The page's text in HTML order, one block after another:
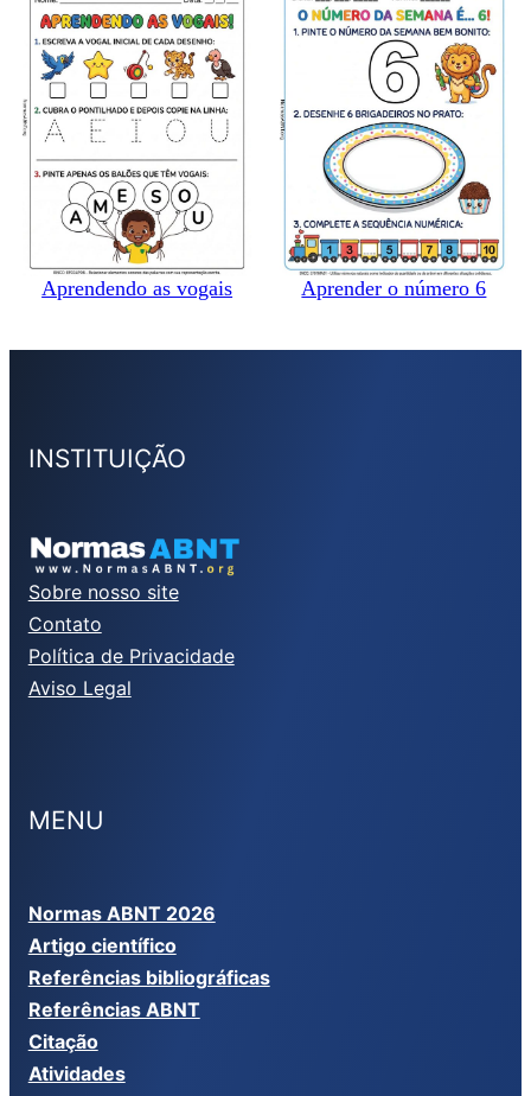
Aprendendo as vogais Aprender o número 6
INSTITUIÇÃO
Sobre nosso site
Contato
Política de Privacidade
Aviso Legal
MENU
Normas ABNT 2026
Artigo científico
Referências bibliográficas
Referências ABNT
Citação
Atividades